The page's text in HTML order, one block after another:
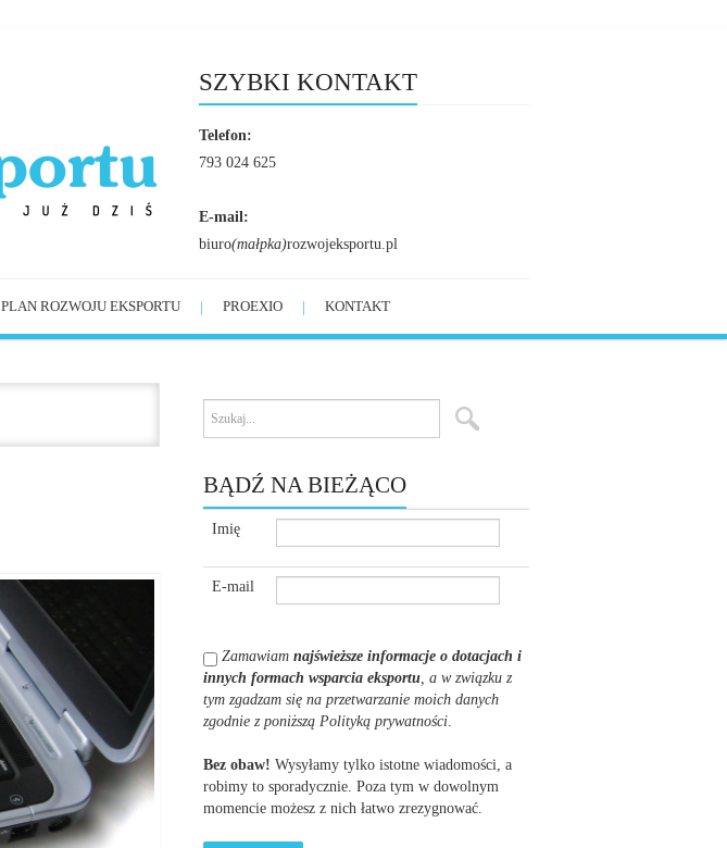
SZYBKI KONTAKT
Telefon:
793 024 625
E-mail:
biuro(małpka)rozwojeksportu.pl
PLAN ROZWOJU EKSPORTU PROEXIO KONTAKT
BĄDŹ NA BIEŻĄCO
Imię
E-mail
Zamawiam najświeższe informacje o dotacjach i
innych formach wsparcia eksportu, a w związku z
tym zgadzam się na przetwarzanie moich danych
zgodnie z poniższą Polityką prywatności.
Bez obaw! Wysyłamy tylko istotne wiadomości, a
robimy to sporadycznie. Poza tym w dowolnym
momencie możesz z nich łatwo zrezygnować.